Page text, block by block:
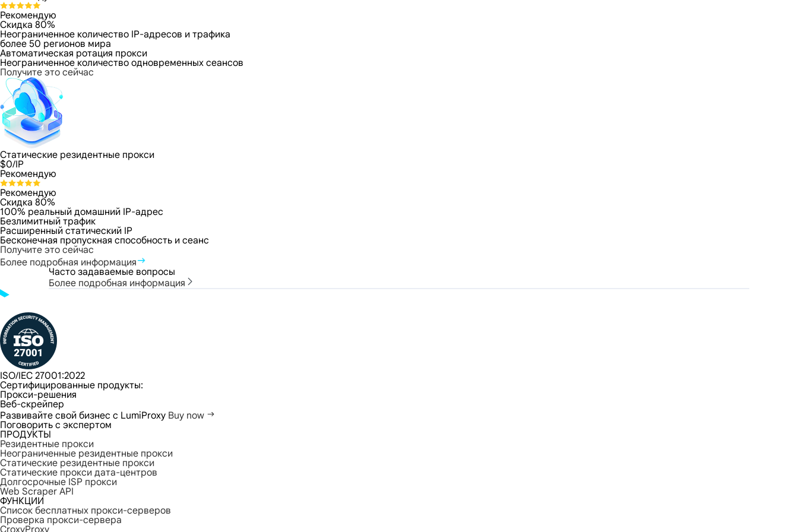
Рекомендую
Скидка 80%
Неограниченное количество IP-адресов и трафика
более 50 регионов мира
Автоматическая ротация прокси
Неограниченное количество одновременных сеансов
Получите это сейчас
Статические резидентные прокси
$0/IP
Рекомендую
Рекомендую
Скидка 80%
100% реальный домашний IP-адрес
Безлимитный трафик
Расширенный статический IP
Бесконечная пропускная способность и сеанс
Получите это сейчас
Более подробная информация
Часто задаваемые вопросы
Более подробная информация
ISO/IEC 27001:2022
Сертифицированные продукты:
Прокси-решения
Веб-скрейпер
Развивайте свой бизнес с LumiProxy Buy now
Поговорить с экспертом
ПРОДУКТЫ
Резидентные прокси
Неограниченные резидентные прокси
Статические резидентные прокси
Статические прокси дата-центров
Долгосрочные ISP прокси
Web Scraper API
ФУНКЦИИ
Список бесплатных прокси-серверов
Проверка прокси-сервера
CroxyProxy